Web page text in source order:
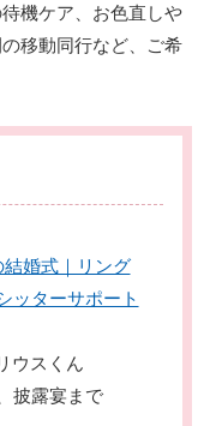
機ケア、お色直しや
移動同行など、ご希
婚式｜リング
ッターサポート
ウスくん
披露宴まで